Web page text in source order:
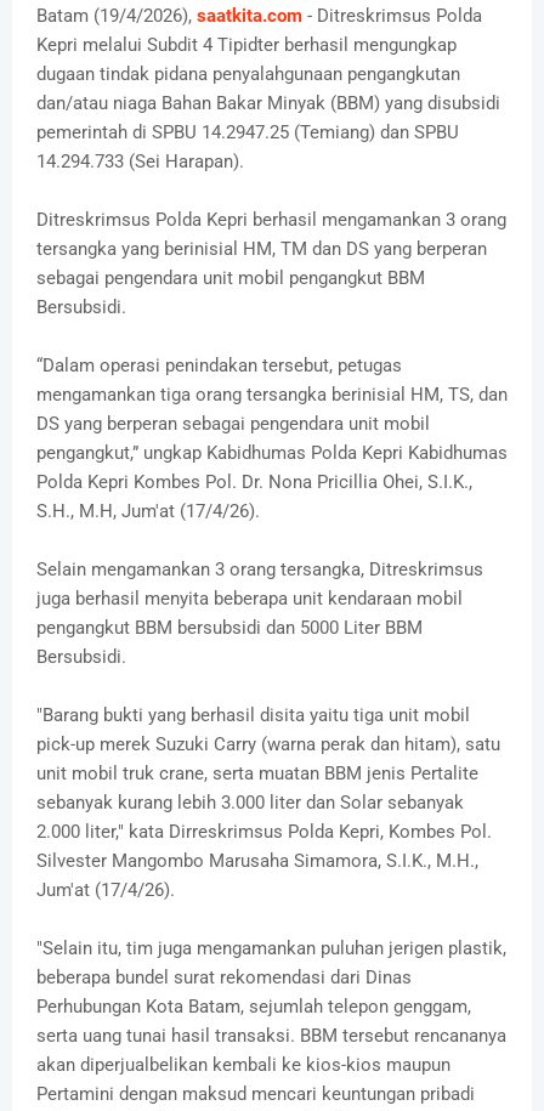
Batam (19/4/2026), saatkita.com - Ditreskrimsus Polda
Kepri melalui Subdit 4 Tipidter berhasil mengungkap
dugaan tindak pidana penyalahgunaan pengangkutan
dan/atau niaga Bahan Bakar Minyak (BBM) yang disubsidi
pemerintah di SPBU 14.2947.25 (Temiang) dan SPBU
14.294.733 (Sei Harapan).
Ditreskrimsus Polda Kepri berhasil mengamankan 3 orang
tersangka yang berinisial HM, TM dan DS yang berperan
sebagai pengendara unit mobil pengangkut BBM
Bersubsidi.
“Dalam operasi penindakan tersebut, petugas
mengamankan tiga orang tersangka berinisial HM, TS, dan
DS yang berperan sebagai pengendara unit mobil
pengangkut,” ungkap Kabidhumas Polda Kepri Kabidhumas
Polda Kepri Kombes Pol. Dr. Nona Pricillia Ohei, S.I.K.,
S.H., M.H, Jum'at (17/4/26).
Selain mengamankan 3 orang tersangka, Ditreskrimsus
juga berhasil menyita beberapa unit kendaraan mobil
pengangkut BBM bersubsidi dan 5000 Liter BBM
Bersubsidi.
"Barang bukti yang berhasil disita yaitu tiga unit mobil
pick-up merek Suzuki Carry (warna perak dan hitam), satu
unit mobil truk crane, serta muatan BBM jenis Pertalite
sebanyak kurang lebih 3.000 liter dan Solar sebanyak
2.000 liter," kata Dirreskrimsus Polda Kepri, Kombes Pol.
Silvester Mangombo Marusaha Simamora, S.I.K., M.H.,
Jum'at (17/4/26).
"Selain itu, tim juga mengamankan puluhan jerigen plastik,
beberapa bundel surat rekomendasi dari Dinas
Perhubungan Kota Batam, sejumlah telepon genggam,
serta uang tunai hasil transaksi. BBM tersebut rencananya
akan diperjualbelikan kembali ke kios-kios maupun
Pertamini dengan maksud mencari keuntungan pribadi